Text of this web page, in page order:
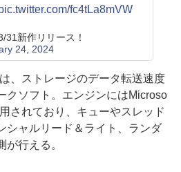
fc4tLa8mVW
新作リリース！
24, 2024
、ストレージのデータ転送速度
クソフト。エンジンにはMicroso
されており、キューやスレッド
シャルリード＆ライト、ランダ
が行える。